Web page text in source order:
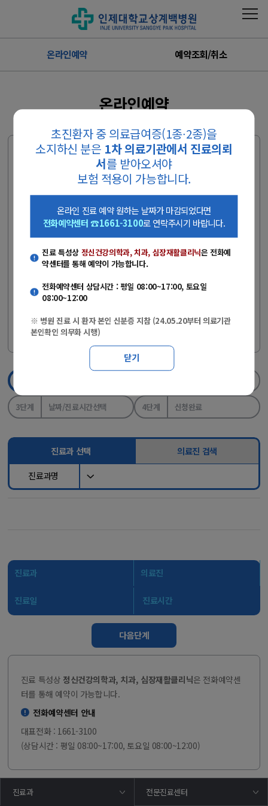
온라인예약 예약조회/취소
초진환자 중 의료급여증(1종∙2종)을
소지하신 분은 1차 의료기관에서 진료의뢰
서를 받아오셔야
보험 적용이 가능합니다.
온라인 진료 예약 원하는 날짜가 마감되었다면
전화예약센터 ☎1661-3100로 연락주시기 바랍니다.
진료 특성상 정신건강의학과, 치과, 심장재활클리닉은 전화예
약센터를 통해 예약이 가능합니다.
전화예약센터 상담시간 : 평일 08:00~17:00, 토요일
08:00~12:00
※ 병원 진료 시 환자 본인 신분증 지참 (24.05.20부터 의료기관
본인확인 의무화 시행)
닫기
온라인예약
외래진료 예약 전 안내사항
정신건강의학과, 치과, 심장재활클리닉
터를 통해 예약이 가능합니다.
온라인 진료 예약 원하는 날짜가 마감되었다면, 전화예약센터
(☎1661-3100)로 연락주시기 바랍니다.
(상담시간 : 평일 08:00~17:00, 토요일 08:00~12:00)
병원 진료 시 환자 본인 신분증을 꼭 지참하시기 바랍니다.
※ 개명 또는 자녀 등의 실명인증 등록은[사이렌24>실명등록 바로
가기]에서 진행하세요.
3단계 날짜/진료시간선택 4단계 신청완료
진료과 선택 의료진 검색
진료과명
진료과 의료진
진료일 진료시간
다음단계
진료 특성상 정신건강의학과, 치과, 심장재활클리닉은 전화예약센
터를 통해 예약이 가능합니다.
전화예약센터 안내
대표전화 : 1661-3100
(상담시간 : 평일 08:00~17:00, 토요일 08:00~12:00)
진료과 전문진료센터